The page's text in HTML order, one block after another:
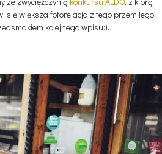
większa fotorelacja z tego przemiłego
kolejnego wpisu:).